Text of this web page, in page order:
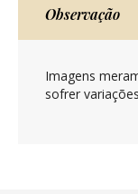
Observação
Imagens
sofrer